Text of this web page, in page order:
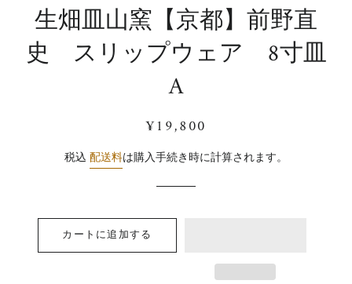
生畑皿山窯【京都】前野直
史 スリップウェア 8寸皿
A
通
価
販
価
¥19,800
税込 配送料は購入手続き時に計算されます。
カートに追加する